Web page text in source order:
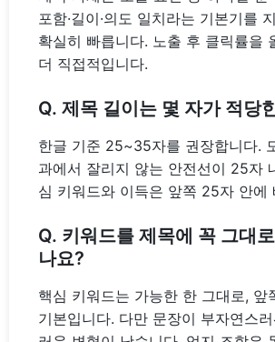
포함·길이·의도 일치라는 기본기를
확실히 빠릅니다. 노출 후 클릭률을
더 직접적입니다.
Q. 제목 길이는 몇 자가 적당
한글 기준 25~35자를 권장합니다.
과에서 잘리지 않는 안전선이 25자
심 키워드와 이득은 앞쪽 25자 안에
Q. 키워드를 제목에 꼭 그대
나요?
핵심 키워드는 가능한 한 그대로, 앞
기본입니다. 다만 문장이 부자연스